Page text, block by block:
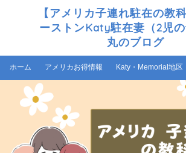
【アメリカ子連れ駐在の教
ーストンKaty駐在妻（2児
丸のブログ
ホーム アメリカお得情報 Katy・Memorial地区